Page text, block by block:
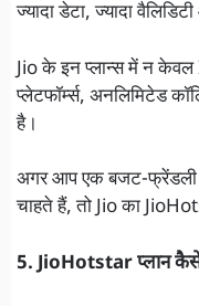
ज्यादा डेटा, ज्यादा
Jio के इन प्लान्स में न केवल
प्लेटफॉर्म्स, अनलिमिटेड
है।
अगर आप एक बजट-फ्रेंडली
चाहते हैं, तो Jio का
5. JioHotstar प्लान